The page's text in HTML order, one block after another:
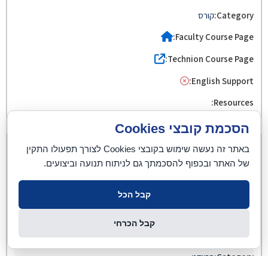
קורס
02360333
פרויקט באינטרנט של הדברים
תואר ראשון ושני
הסכמת קובצי Cookies
באתר זה נעשה שימוש בקובצי Cookies לצורך תפעולו התקין
של האתר ובכפוף להסכמתך גם לניתוח תנועה וביצועים.
קבל הכל
קבל הכרחי